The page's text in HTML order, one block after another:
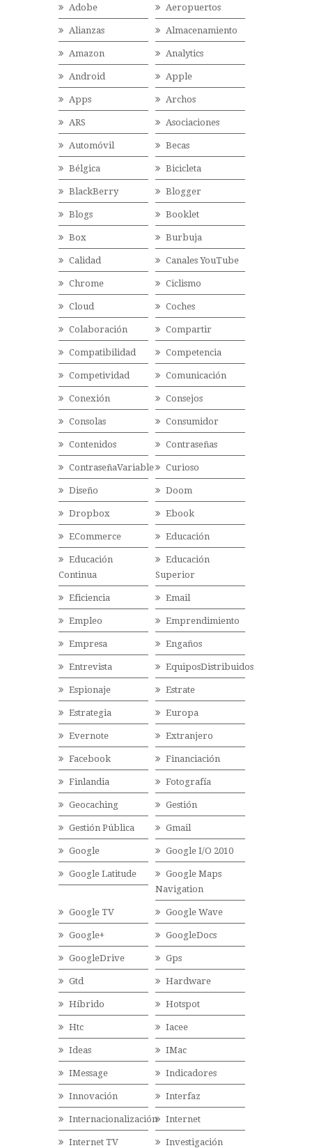
Adobe Aeropuertos
Alianzas Almacenamiento
Amazon Analytics
Android Apple
Apps Archos
ARS Asociaciones
Automóvil Becas
Bélgica Bicicleta
BlackBerry Blogger
Blogs Booklet
Box Burbuja
Calidad Canales YouTube
Chrome Ciclismo
Cloud Coches
Colaboración Compartir
Compatibilidad Competencia
Competividad Comunicación
Conexión Consejos
Consolas Consumidor
Contenidos Contraseñas
ContraseñaVariable Curioso
Diseño Doom
Dropbox Ebook
ECommerce Educación
Educación
Continua
Educación
Superior
Eficiencia Email
Empleo Emprendimiento
Empresa Engaños
Entrevista EquiposDistribuidos
Espionaje Estrate
Estrategia Europa
Evernote Extranjero
Facebook Financiación
Finlandia Fotografía
Geocaching Gestión
Gestión Pública Gmail
Google Google I/O 2010
Google Latitude
Google Maps
Navigation
Google TV Google Wave
Google+ GoogleDocs
GoogleDrive Gps
Gtd Hardware
Híbrido Hotspot
Htc Iacee
Ideas IMac
IMessage Indicadores
Innovación Interfaz
Internacionalización Internet
Internet TV Investigación